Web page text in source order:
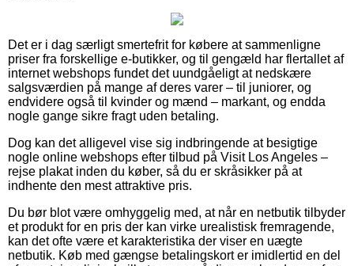
Det er i dag særligt smertefrit for købere at sammenligne
priser fra forskellige e-butikker, og til gengæld har flertallet af
internet webshops fundet det uundgåeligt at nedskære
salgsværdien på mange af deres varer – til juniorer, og
endvidere også til kvinder og mænd – markant, og endda
nogle gange sikre fragt uden betaling.
Dog kan det alligevel vise sig indbringende at besigtige
nogle online webshops efter tilbud på Visit Los Angeles –
rejse plakat inden du køber, så du er skråsikker på at
indhente den mest attraktive pris.
Du bør blot være omhyggelig med, at når en netbutik tilbyder
et produkt for en pris der kan virke urealistisk fremragende,
kan det ofte være et karakteristika der viser en uægte
netbutik. Køb med gængse betalingskort er imidlertid en del